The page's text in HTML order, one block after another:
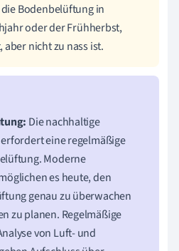
Bodenbelüftung in
oder der Frühherbst,
nicht zu nass ist.
Die nachhaltige
eine regelmäßige
Moderne
es heute, den
genau zu überwachen
zu planen. Regelmäßige
von Luft- und